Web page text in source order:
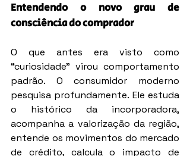
Entendendo o novo grau de
consciência do comprador
O que antes era visto como
“curiosidade” virou comportamento
padrão. O consumidor moderno
pesquisa profundamente. Ele estuda
o histórico da incorporadora,
acompanha a valorização da região,
entende os movimentos do mercado
de crédito, calcula o impacto de